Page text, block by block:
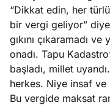
Ağustos
3, 2026
yerde
şeye ne
Köşe
“Dikkat edin, her
bir vergi geliyor”
gıkını çıkaramadı
onadı. Tapu
başladı, millet
herkes. Niye insaf ve
Bu vergide maksat